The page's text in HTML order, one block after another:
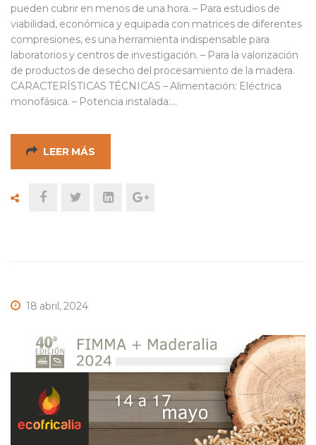
pueden cubrir en menos de una hora. – Para estudios de
viabilidad, económica y equipada con matrices de diferentes
compresiones, es una herramienta indispensable para
laboratorios y centros de investigación. – Para la valorización
de productos de desecho del procesamiento de la madera.
CARACTERÍSTICAS TÉCNICAS – Alimentación: Eléctrica
monofásica. – Potencia instalada:…
LEER MÁS
18 abril, 2024